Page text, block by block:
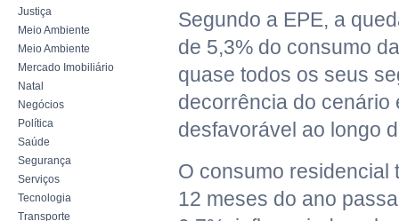
Justiça
Meio Ambiente
Meio Ambiente
Mercado Imobiliário
Natal
Negócios
Política
Saúde
Segurança
Serviços
Tecnologia
Transporte
Segundo a EPE, a
de 5,3% do consumo
quase todos os seus
decorrência do cenário
desfavorável ao longo
O consumo residencial
12 meses do ano